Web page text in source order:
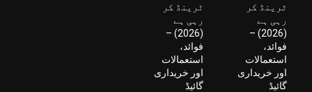
ٹرینڈ کر
رہی ہے
(2026) –
فوائد،
استعمالات
اور خریداری
گائیڈ
ٹرینڈ کر
رہی ہے
(2026) –
فوائد،
استعمالات
اور خریداری
گائیڈ